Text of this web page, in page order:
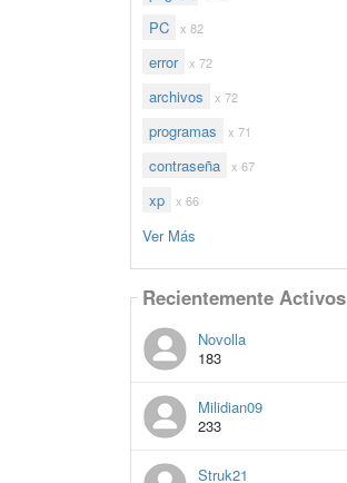
PC x 82
error x 72
archivos x 72
programas x 71
contraseña x 67
xp x 66
Ver Más
Recientemente Activos
Novolla
183
Milidian09
233
Struk21